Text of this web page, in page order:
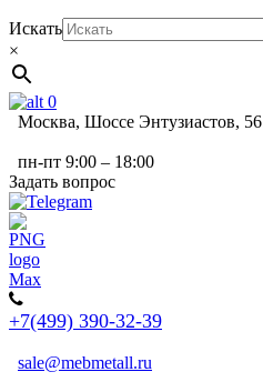
Искать
×
0
Москва, Шоссе Энтузиастов, 56
пн-пт 9:00 – 18:00
Задать вопрос
+7(499) 390-32-39
sale@mebmetall.ru